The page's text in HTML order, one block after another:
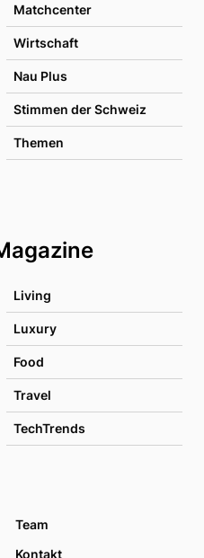
Matchcenter
Wirtschaft
Nau Plus
Stimmen der Schweiz
Themen
Living
Luxury
Food
Travel
TechTrends
Team
Kontakt